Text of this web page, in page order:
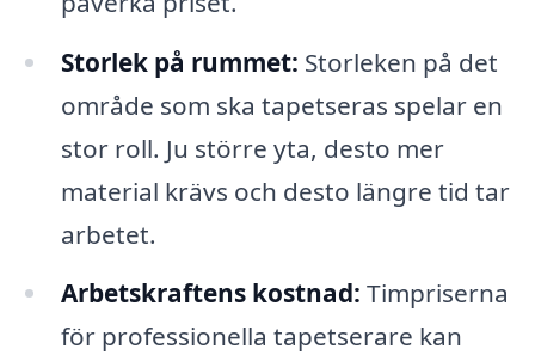
Storlek på rummet: Storleken på det
område som ska tapetseras spelar en
stor roll. Ju större yta, desto mer
material krävs och desto längre tid tar
arbetet.
Arbetskraftens kostnad: Timpriserna
för professionella tapetserare kan